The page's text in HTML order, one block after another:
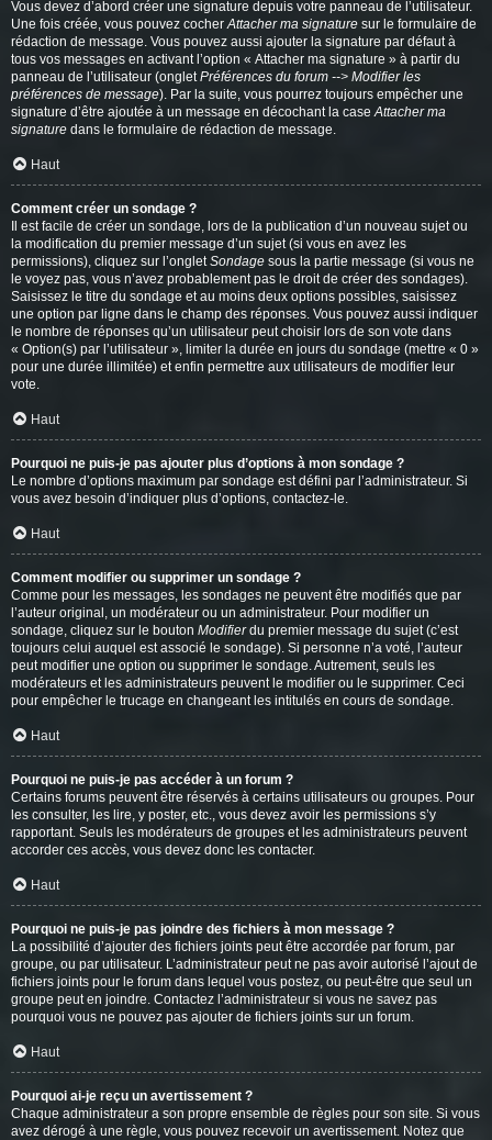
Vous devez d’abord créer une signature depuis votre panneau de l’utilisateur.
Une fois créée, vous pouvez cocherAttacher ma signature sur le formulaire de
rédaction de message. Vous pouvez aussi ajouter la signature par défaut à
tous vos messages en activant l’option « Attacher ma signature » à partir du
panneau de l’utilisateur (ongletPréférences du forum --> Modifier les
préférences de message). Par la suite, vous pourrez toujours empêcher une
signature d’être ajoutée à un message en décochant la caseAttacher ma
signature dans le formulaire de rédaction de message.
Haut
Comment créer un sondage ?
Il est facile de créer un sondage, lors de la publication d’un nouveau sujet ou
la modification du premier message d’un sujet (si vous en avez les
permissions), cliquez sur l’ongletSondage sous la partie message (si vous ne
le voyez pas, vous n’avez probablement pas le droit de créer des sondages).
Saisissez le titre du sondage et au moins deux options possibles, saisissez
une option par ligne dans le champ des réponses. Vous pouvez aussi indiquer
le nombre de réponses qu’un utilisateur peut choisir lors de son vote dans
« Option(s) par l’utilisateur », limiter la durée en jours du sondage (mettre « 0 »
pour une durée illimitée) et enfin permettre aux utilisateurs de modifier leur
vote.
Haut
Pourquoi ne puis-je pas ajouter plus d’options à mon sondage ?
Le nombre d’options maximum par sondage est défini par l’administrateur. Si
vous avez besoin d’indiquer plus d’options, contactez-le.
Haut
Comment modifier ou supprimer un sondage ?
Comme pour les messages, les sondages ne peuvent être modifiés que par
l’auteur original, un modérateur ou un administrateur. Pour modifier un
sondage, cliquez sur le bouton Modifierdu premier message du sujet (c’est
toujours celui auquel est associé le sondage). Si personne n’a voté, l’auteur
peut modifier une option ou supprimer le sondage. Autrement, seuls les
modérateurs et les administrateurs peuvent le modifier ou le supprimer. Ceci
pour empêcher le trucage en changeant les intitulés en cours de sondage.
Haut
Pourquoi ne puis-je pas accéder à un forum ?
Certains forums peuvent être réservés à certains utilisateurs ou groupes. Pour
les consulter, les lire, y poster, etc., vous devez avoir les permissions s’y
rapportant. Seuls les modérateurs de groupes et les administrateurs peuvent
accorder ces accès, vous devez donc les contacter.
Haut
Pourquoi ne puis-je pas joindre des fichiers à mon message ?
La possibilité d’ajouter des fichiers joints peut être accordée par forum, par
groupe, ou par utilisateur. L’administrateur peut ne pas avoir autorisé l’ajout de
fichiers joints pour le forum dans lequel vous postez, ou peut-être que seul un
groupe peut en joindre. Contactez l’administrateur si vous ne savez pas
pourquoi vous ne pouvez pas ajouter de fichiers joints sur un forum.
Haut
Pourquoi ai-je reçu un avertissement ?
Chaque administrateur a son propre ensemble de règles pour son site. Si vous
avez dérogé à une règle, vous pouvez recevoir un avertissement. Notez que